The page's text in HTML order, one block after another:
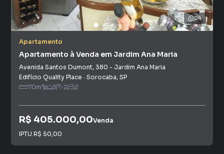
24
Apartamento
Apartamento à Venda em Jardim Ana Maria
Avenida Santos Dumont, 380 - Jardim Ana Maria
Edifício Quality Place · Sorocaba, SP
70m² 3 2 2
R$ 405.000,00Venda
IPTU R$ 50,00